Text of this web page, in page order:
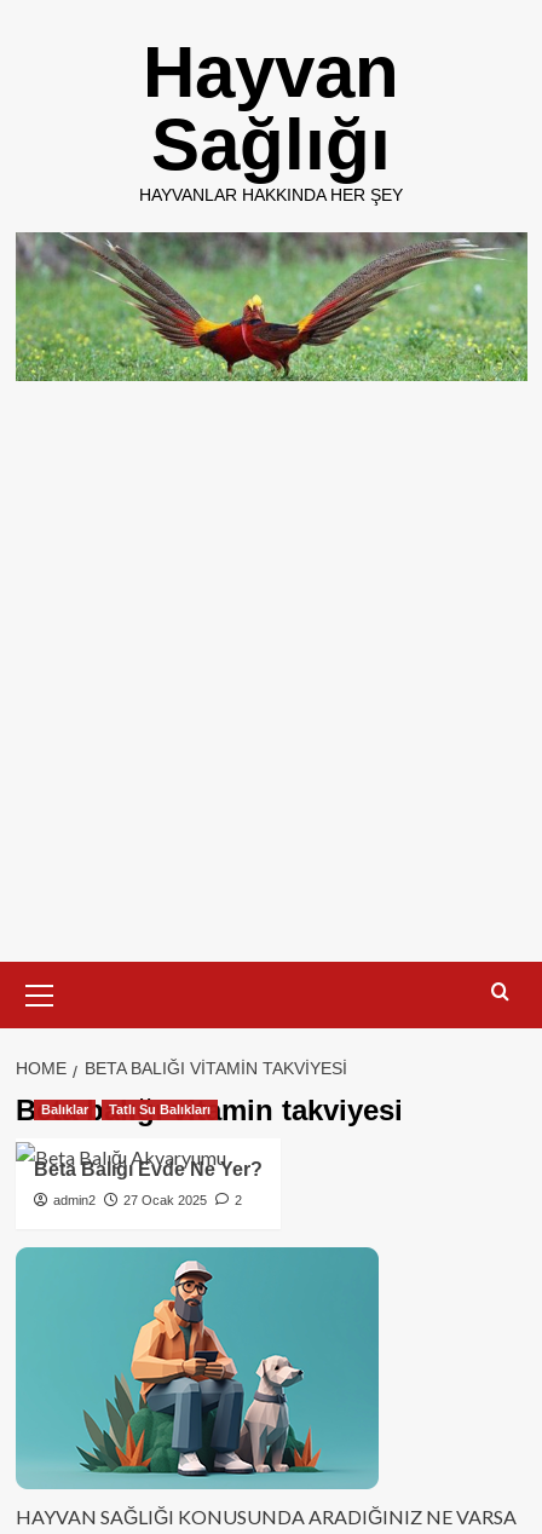
Hayvan
Sağlığı
HAYVANLAR HAKKINDA HER ŞEY
Menu
HOME BETA BALIĞI VITAMIN TAKVIYESI
Beta balığı vitamin takviyesi
Balıklar Tatlı Su Balıkları
Beta Balığı Evde Ne Yer?
admin2 27 Ocak 2025 2
HAYVAN SAĞLIĞI KONUSUNDA ARADIĞINIZ NE VARSA